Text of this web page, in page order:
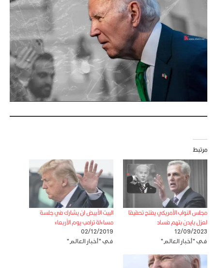
مرتبط
مجلس النواب الأمريكي يفتح تحقيقا
لعزل بايدن بتهم فساد
12/09/2023
في "أخبار العالم"
البيت الأبيض لن يشارك في جلسة
مساءلة ترامب يوم الأربعاء
02/12/2019
في "أخبار العالم"